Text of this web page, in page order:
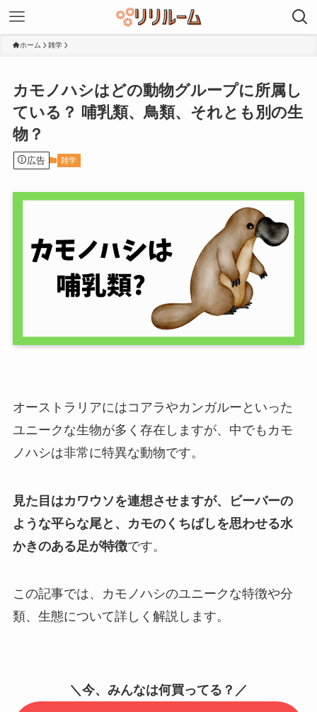
ホーム 雑学
カモノハシはどの動物グループに所属し
ている？ 哺乳類、鳥類、それとも別の生
物？
広告 雑学
オーストラリアにはコアラやカンガルーといった
ユニークな生物が多く存在しますが、中でもカモ
ノハシは非常に特異な動物です。
見た目はカワウソを連想させますが、ビーバーの
ような平らな尾と、カモのくちばしを思わせる水
かきのある足が特徴です。
この記事では、カモノハシのユニークな特徴や分
類、生態について詳しく解説します。
＼今、みんなは何買ってる？／